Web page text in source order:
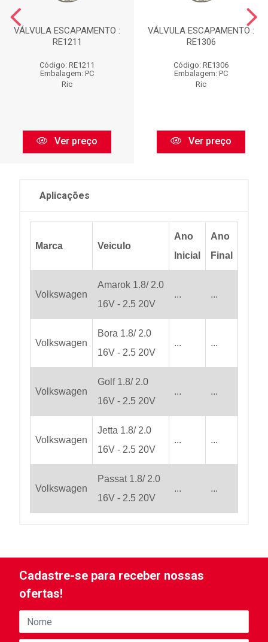
VÁLVULA ESCAPAMENTO :
RE1211
Código: RE1211
Embalagem: PC
Ric
Ver preço
VÁLVULA ESCAPAMENTO :
RE1306
Código: RE1306
Embalagem: PC
Ric
Ver preço
Aplicações
Marca Veiculo
Ano
Inicial
Ano
Final
Volkswagen
Amarok 1.8/ 2.0
16V - 2.5 20V
... ...
Volkswagen
Bora 1.8/ 2.0
16V - 2.5 20V
... ...
Volkswagen
Golf 1.8/ 2.0
16V - 2.5 20V
... ...
Volkswagen
Jetta 1.8/ 2.0
16V - 2.5 20V
... ...
Volkswagen
Passat 1.8/ 2.0
16V - 2.5 20V
... ...
Cadastre-se para receber nossas
ofertas!